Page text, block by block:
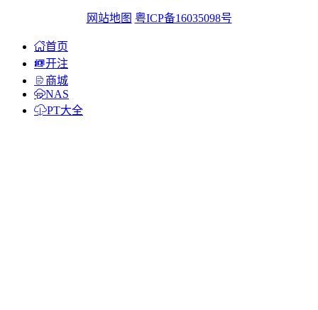
网站地图 粤ICP备16035098号
首页
开注
商城
NAS
PT大全